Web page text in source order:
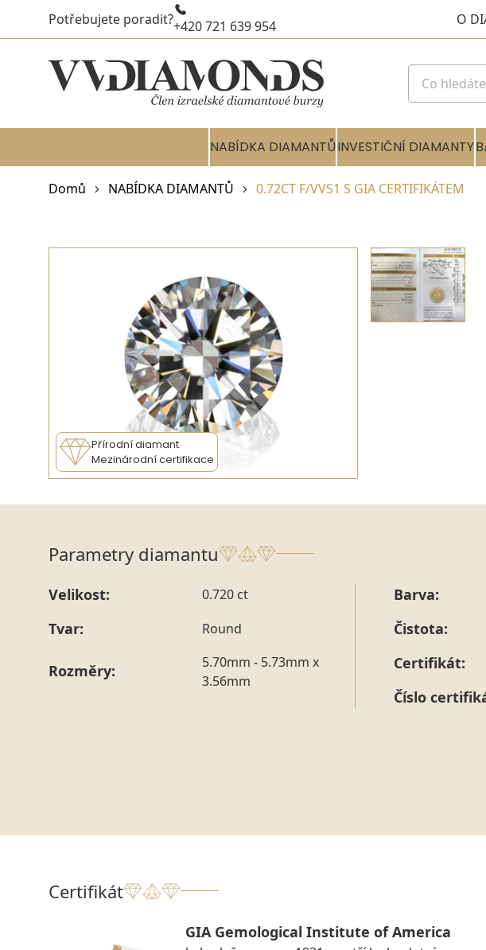
Potřebujete poradit?+420 721 639 954 O
NABÍDKA DIAMANTŮINVESTIČNÍ DIAMANTY
Domů NABÍDKA DIAMANTŮ 0.72CT F/VVS1 S GIA CERTIFIKÁTEM
Přírodní diamant
Mezinárodní certifikace
Parametry diamantu
Velikost: 0.720 ct
Tvar: Round
Rozměry:
5.70mm - 5.73mm x
3.56mm
Barva:
Čistota:
Certifikát:
Číslo
Certifikát
GIA Gemological Institute of America